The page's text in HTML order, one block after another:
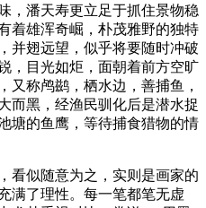
，潘天寿更立足于抓住景物稳
着雄浑奇崛，朴茂雅野的独特
并翅远望，似乎将要随时冲破
，目光如炬，面朝着前方空旷
又称鸬鹚，栖水边，善捕鱼，
而黑，经渔民驯化后是潜水捉
塘的鱼鹰，等待捕食猎物的情
看似随意为之，实则是画家的
满了理性。每一笔都笔无虚